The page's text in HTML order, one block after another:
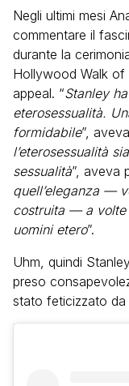
Negli ultimi mesi
commentare il
durante la
Hollywood Walk
appeal. “Stanley
eterosessualità.
formidabile”,
l’eterosessualità
sessualità”, aveva
quell’eleganza —
costruita — a
uomini etero”.
Uhm, quindi
preso
stato feticizzato da